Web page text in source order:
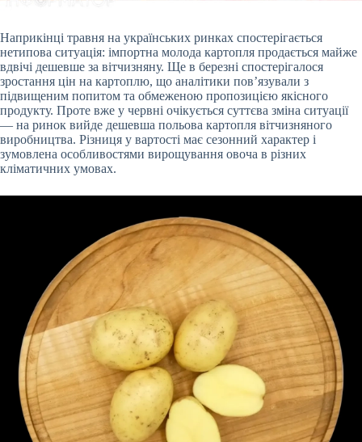
Наприкінці травня на українських ринках спостерігається
нетипова ситуація: імпортна молода картопля продається майже
вдвічі дешевше за вітчизняну. Ще в березні спостерігалося
зростання цін на картоплю, що аналітики пов’язували з
підвищеним попитом та обмеженою пропозицією якісного
продукту. Проте вже у червні очікується суттєва зміна ситуації
— на ринок вийде дешевша польова картопля вітчизняного
виробництва. Різниця у вартості має сезонний характер і
зумовлена особливостями вирощування овоча в різних
кліматичних умовах.